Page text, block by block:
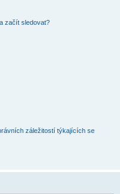
začít sledovat?
záležitostí týkajících se